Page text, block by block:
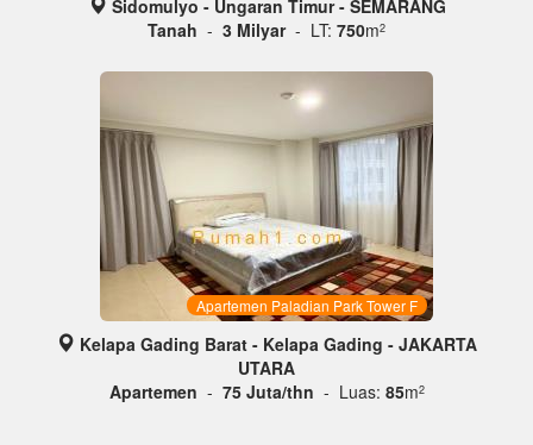
Sidomulyo - Ungaran Timur - SEMARANG
Tanah - 3 Milyar - LT: 750m2
Apartemen Paladian Park Tower F
Kelapa Gading Barat - Kelapa Gading - JAKARTA
UTARA
Apartemen - 75 Juta/thn - Luas: 85m2